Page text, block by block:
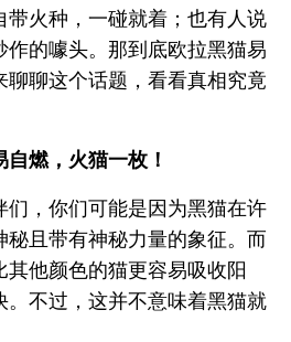
带火种，一碰就着；也有人说
作的噱头。那到底欧拉黑猫易
聊聊这个话题，看看真相究竟
燃，火猫一枚！
们，你们可能是因为黑猫在许
秘且带有神秘力量的象征。而
其他颜色的猫更容易吸收阳
。不过，这并不意味着黑猫就